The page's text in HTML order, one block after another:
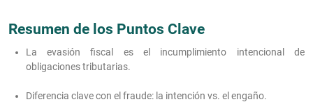
Resumen de los Puntos Clave
La evasión fiscal es el incumplimiento intencional de
obligaciones tributarias.
Diferencia clave con el fraude: la intención vs. el engaño.